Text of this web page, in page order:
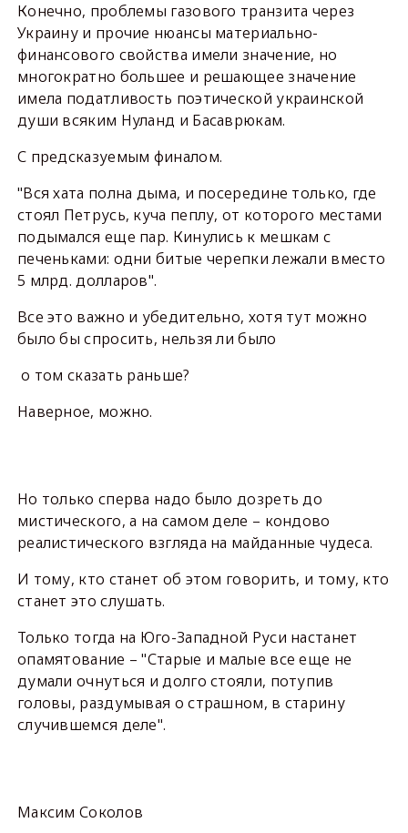
Конечно, проблемы газового транзита через
Украину и прочие нюансы материально-
финансового свойства имели значение, но
многократно большее и решающее значение
имела податливость поэтической украинской
души всяким Нуланд и Басаврюкам.
С предсказуемым финалом.
"Вся хата полна дыма, и посередине только, где
стоял Петрусь, куча пеплу, от которого местами
подымался еще пар. Кинулись к мешкам с
печеньками: одни битые черепки лежали вместо
5 млрд. долларов".
Все это важно и убедительно, хотя тут можно
было бы спросить, нельзя ли было
о том сказать раньше?
Наверное, можно.
Но только сперва надо было дозреть до
мистического, а на самом деле – кондово
реалистического взгляда на майданные чудеса.
И тому, кто станет об этом говорить, и тому, кто
станет это слушать.
Только тогда на Юго-Западной Руси настанет
опамятование – "Старые и малые все еще не
думали очнуться и долго стояли, потупив
головы, раздумывая о страшном, в старину
случившемся деле".
Максим Соколов